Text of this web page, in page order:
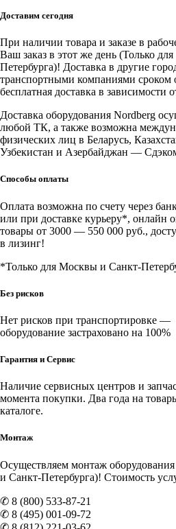
Тележка
колесо
для
перемещения
авто
(комплект
шт.)
Доставим сегодня
При наличии товара и заказе в
Ваш заказ в этот же день (Только
Петербурга)! Доставка в другие
транспортными компаниями сроком
бесплатная доставка в зависимости
Доставка оборудования Nordberg
любой ТК, а также возможна
физических лиц в Беларусь,
Узбекистан и Азербайджан —
Способы оплаты
Оплата возможна по счету через
или при доставке курьеру*, онлайн
товары от 3000 — 550 000 руб.,
в лизинг!
*Только для Москвы и Санкт-
Без рисков
Нет рисков при транспортировке —
оборудование застраховано на 100%
Гарантия и Сервис
Наличие сервисных центров и
момента покупки. Два года на
каталоге.
Монтаж
Осуществляем монтаж
и Санкт-Петербурга)! Стоимость
✆ 8 (800) 533-87-21
✆ 8 (495) 001-09-72